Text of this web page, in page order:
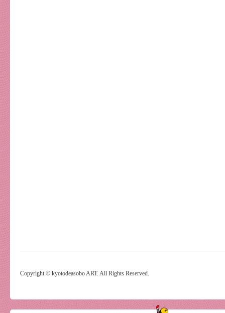
Copyright © kyotodeasobo ART. All Rights Reserved.